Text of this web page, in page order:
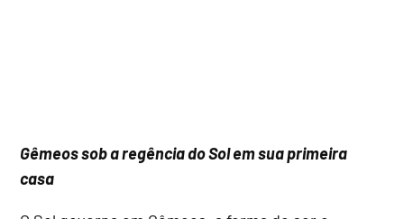
Gêmeos sob a regência do Sol em sua primeira
casa